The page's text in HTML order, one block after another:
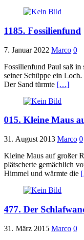
1185. Fossilienfund
7. Januar 2022 Marco 0
Fossilienfund Paul saß
seiner Schüppe ein
Der Sand türmte […]
015. Kleine Maus
31. August 2013 Marco 0
Kleine Maus auf großer
plätscherte gemächlich
Himmel und wärmte die
477. Der
31. März 2015 Marco 0